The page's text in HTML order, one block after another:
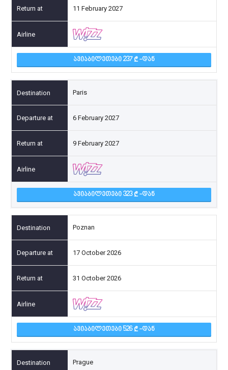
11 February 2027
ᲐᲕᲘᲐᲑᲘᲚᲔᲗᲔᲑᲘ 237 -ᲓᲐᲜ
Paris
6 February 2027
9 February 2027
ᲐᲕᲘᲐᲑᲘᲚᲔᲗᲔᲑᲘ 323 -ᲓᲐᲜ
Poznan
17 October 2026
31 October 2026
ᲐᲕᲘᲐᲑᲘᲚᲔᲗᲔᲑᲘ 526 -ᲓᲐᲜ
Prague